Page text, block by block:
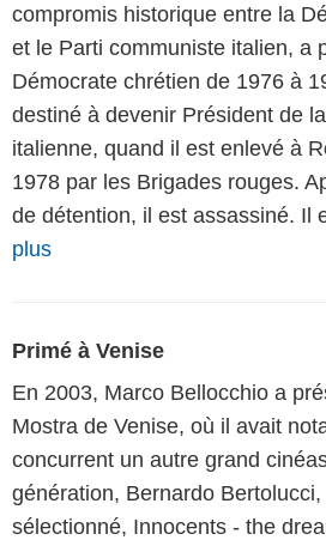
compromis historique entre la
et le Parti communiste italien, a
Démocrate chrétien de 1976 à
destiné à devenir Président de
italienne, quand il est enlevé à
1978 par les Brigades rouges.
de détention, il est assassiné. Il
plus
Primé à Venise
En 2003, Marco Bellocchio a
Mostra de Venise, où il avait
concurrent un autre grand
génération, Bernardo
sélectionné, Innocents - the